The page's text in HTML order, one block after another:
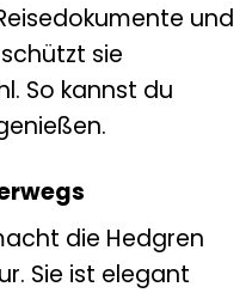
und
sie
So kannst du
die Hedgren
Sie ist elegant